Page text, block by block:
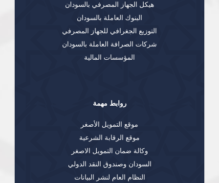
هيكل الجهاز المصرفي بالسودان
البنوك العاملة بالسودان
التوزيع الجغرافي للجهاز المصرفي
شركات الصرافة العاملة بالسودان
المؤسسات المالية
روابط مهمة
موقع التمويل الأصغر
موقع الرقابة الشرعية
وكالة ضمان التمويل الاصغر
السودان وصندوق النقد الدولي
النظام العام لنشر البيانات